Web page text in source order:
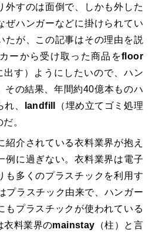
外すのは面倒で、しかも外した
ぜハンガーなどに掛けられてい
たが、この記事はその理由を説
ーから受け取った商品をfloor
出す）ようにしたいので、ハン
その結果、年間約40億本ものハ
、
landfill
（埋め立てゴミ処理
。
紹介されている衣料業界が抱え
例に過ぎない。衣料業界は電子
も多くのプラスチックを利用す
プラスチック由来で、ハンガー
もプラスチックが使われている
衣料業界のmainstay （柱）と言